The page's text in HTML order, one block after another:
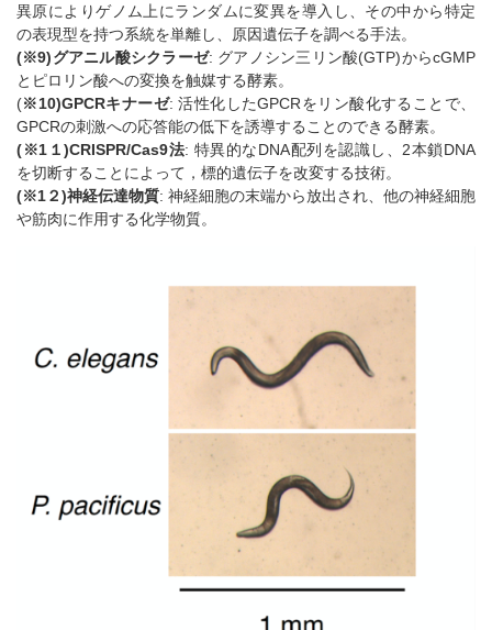
異原によりゲノム上にランダムに変異を導入し、その中から特定
の表現型を持つ系統を単離し、原因遺伝子を調べる手法。
(※9)グアニル酸シクラーゼ: グアノシン三リン酸(GTP)からcGMP
とピロリン酸への変換を触媒する酵素。
(※10)GPCRキナーゼ: 活性化したGPCRをリン酸化することで、
GPCRの刺激への応答能の低下を誘導することのできる酵素。
(※1１)CRISPR/Cas9法: 特異的なDNA配列を認識し、2本鎖DNA
を切断することによって，標的遺伝子を改変する技術。
(※1２)神経伝達物質: 神経細胞の末端から放出され、他の神経細胞
や筋肉に作用する化学物質。